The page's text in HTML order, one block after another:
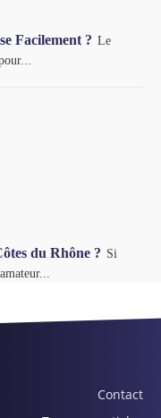
Facilement ? Le
du Rhône ? Si
Contact